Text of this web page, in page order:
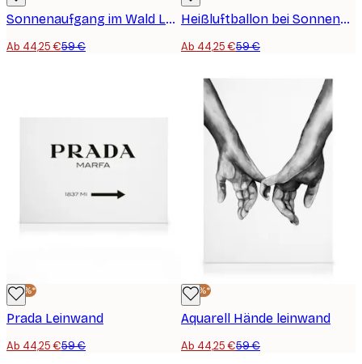
Sonnenaufgang im Wald Leinwand
Ab 44,25 €59 €
Heißluftballon bei Sonnenaufgang leinwand
Ab 44,25 €59 €
-25%*
Prada Leinwand
Ab 44,25 €59 €
-25%*
Aquarell Hände leinwand
Ab 44,25 €59 €